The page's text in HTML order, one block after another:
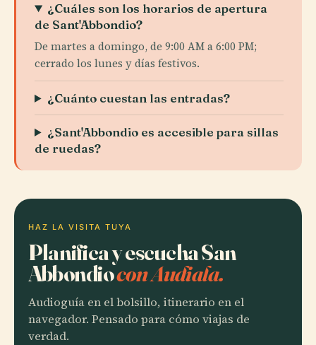
¿Cuáles son los horarios de apertura
de Sant'Abbondio?
De martes a domingo, de 9:00 AM a 6:00 PM;
cerrado los lunes y días festivos.
¿Cuánto cuestan las entradas?
¿Sant'Abbondio es accesible para sillas
de ruedas?
HAZ LA VISITA TUYA
Planifica y escucha San
Abbondiocon Audiala.
Audioguía en el bolsillo, itinerario en el
navegador. Pensado para cómo viajas de
verdad.